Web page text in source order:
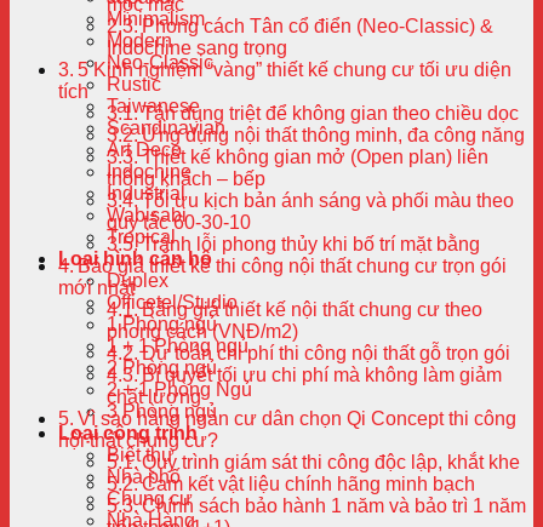
Minimalism
Modern
Neo-Classic
Rustic
Taiwanese
Scandinavian
Art Deco
Indochine
Industrial
Wabisabi
Tropical
Loại hình căn hộ
Duplex
Officetel/Studio
1 Phòng ngủ
1 + 1 Phòng ngủ
2 Phòng ngủ
2 + 1 Phòng Ngủ
3 Phòng ngủ
Loại công trình
Biệt thự
Nhà phố
Chung cư
Nhà Hàng
mộc mạc
Phong cách Tân cổ điển (Neo-Classic) &
Indochine sang trọng
5 Kinh nghiệm “vàng” thiết kế chung cư tối ưu diện
tích
Tận dụng triệt để không gian theo chiều dọc
Ứng dụng nội thất thông minh, đa công năng
Thiết kế không gian mở (Open plan) liên
thông khách – bếp
Tối ưu kịch bản ánh sáng và phối màu theo
quy tắc 60-30-10
Tránh lỗi phong thủy khi bố trí mặt bằng
Báo giá thiết kế thi công nội thất chung cư trọn gói
mới nhất
Bảng giá thiết kế nội thất chung cư theo
phong cách (VNĐ/m2)
Dự toán chi phí thi công nội thất gỗ trọn gói
Bí quyết tối ưu chi phí mà không làm giảm
chất lượng
Vì sao hàng ngàn cư dân chọn Qi Concept thi công
nội thất chung cư?
Quy trình giám sát thi công độc lập, khắt khe
Cam kết vật liệu chính hãng minh bạch
Chính sách bảo hành 1 năm và bảo trì 1 năm